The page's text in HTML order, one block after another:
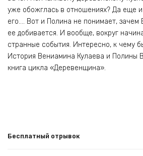
уже обожглась в отношениях? Да еще
его…. Вот и Полина не понимает, зачем
ее добивается. И вообще, вокруг
странные события. Интересно, к чему
История Вениамина Кулаева и Полины
книга цикла «Деревенщина».
Бесплатный отрывок